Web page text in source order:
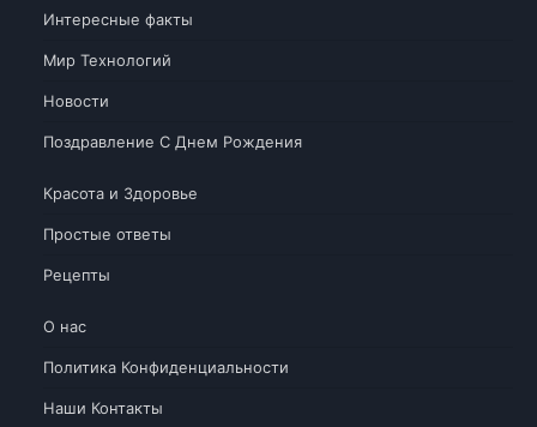
Интересные факты
Мир Технологий
Новости
Поздравление С Днем Рождения
Красота и Здоровье
Простые ответы
Рецепты
О нас
Политика Конфиденциальности
Наши Контакты